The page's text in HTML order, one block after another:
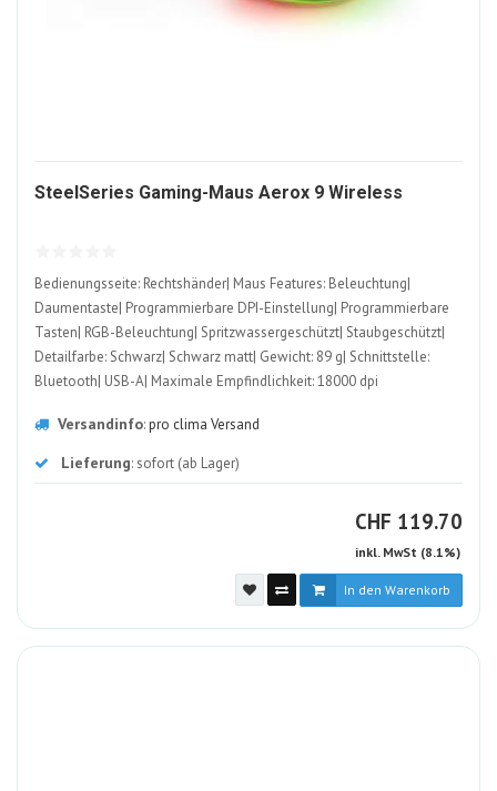
SteelSeries Gaming-Maus Aerox 9 Wireless
Bedienungsseite: Rechtshänder| Maus Features: Beleuchtung|
Daumentaste| Programmierbare DPI-Einstellung| Programmierbare
Tasten| RGB-Beleuchtung| Spritzwassergeschützt| Staubgeschützt|
Detailfarbe: Schwarz| Schwarz matt| Gewicht: 89 g| Schnittstelle:
Bluetooth| USB-A| Maximale Empfindlichkeit: 18000 dpi
Versandinfo:pro clima Versand
Lieferung: sofort (ab Lager)
CHF CHF
119.70
inkl. MwSt (8.1%)
In den Warenkorb